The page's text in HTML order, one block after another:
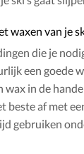
waxen van je
die je
een goede
in de
beste af met
gebruiken